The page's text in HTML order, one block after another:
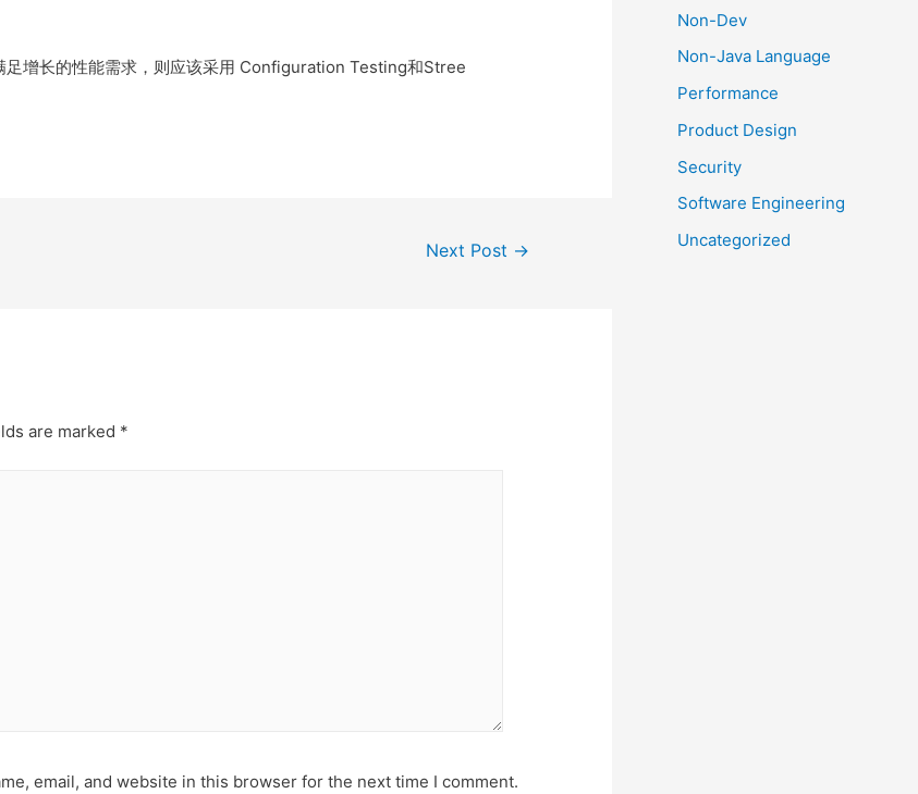
增长的性能需求，则应该采用 Configuration Testing和Stree
Next Post →
are marked *
email, and website in this browser for the next time I comment.
Non-Dev
Non-Java Language
Performance
Product Design
Security
Software Engineering
Uncategorized